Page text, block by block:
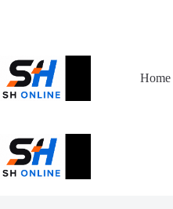
Home